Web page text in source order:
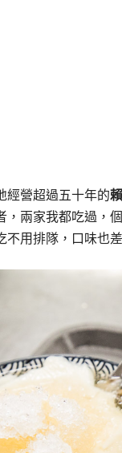
經營超過五十年的
，兩家我都吃過，
不用排隊，口味也